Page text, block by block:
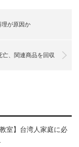
が原因か
、関連商品を回収
室】台湾人家庭に必